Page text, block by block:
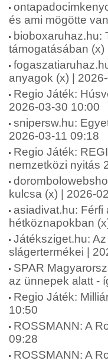
és ami mögötte
bioboxaruhaz.hu:
támogatásában
anyagok (x) |
Regio Játék:
2026-03-30 10:00
snipersw.hu:
2026-03-11 09:18
Regio Játék:
nemzetközi nyitás
kulcsa (x) | 2026-
asiadivat.hu:
hétköznapokban
Játéksziget.hu:
slágertermékei |
SPAR
az ünnepek alatt -
Regio Játék:
10:50
ROSSMANN: A
09:28
ROSSMANN: A